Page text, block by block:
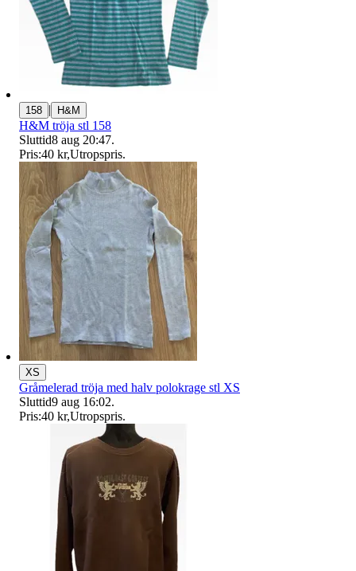
158 | H&M
H&M tröja stl 158
Sluttid8 aug 20:47.
Pris:40 kr,Utropspris.
XS
Gråmelerad tröja med halv polokrage stl XS
Sluttid9 aug 16:02.
Pris:40 kr,Utropspris.